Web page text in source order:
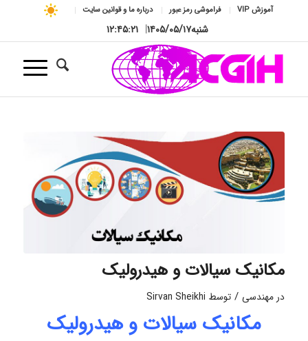
آموزش VIP فراموشی رمز عبور درباره ما و قوانین سایت
شنبه۱۴۰۵/۰۵/۱۷| ۱۲:۴۵:۲۲
مکانیک سیالات و هیدرولیک
در مهندسی / توسط Sirvan Sheikhi
مکانیک سیالات و هیدرولیک